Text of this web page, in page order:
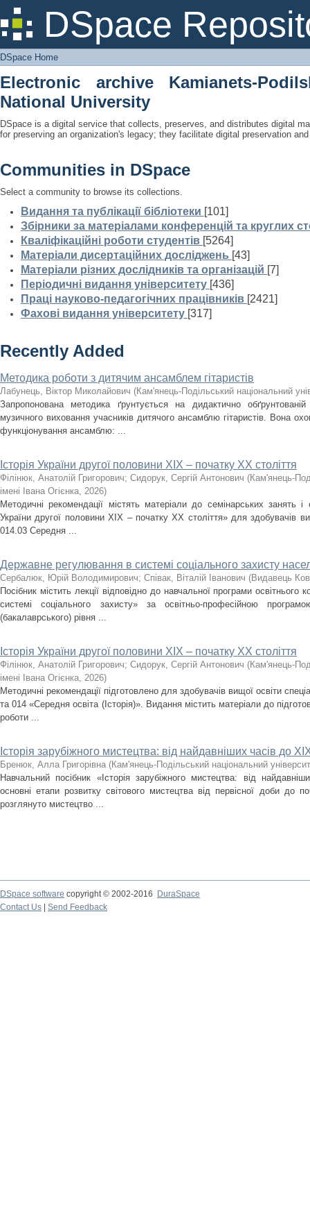
DSpace
DSpace Home
DSpace Home
Electronic archive Kamianets-
National University
DSpace is a digital service that collects, preserves, and distributes digital
for preserving an organization's legacy; they facilitate digital preservation
Communities in DSpace
Select a community to browse its collections.
Видання та публікації бібліотеки [101]
Збірники за матеріалами конференцій та круглих
Кваліфікаційні роботи студентів [5264]
Матеріали дисертаційних досліджень [43]
Матеріали різних дослідників та організацій [7]
Періодичні видання університету [436]
Праці науково-педагогічних працівників [2421]
Фахові видання університету [317]
Recently Added
Методика роботи з дитячим ансамблем гітаристів
Лабунець, Віктор Миколайович (Кам'янець-Подільський національний
Запропонована методика ґрунтується на дидактично
музичного виховання учасників дитячого ансамблю гітаристів. Вона
функціонування ансамблю: ...
Історія України другої половини XIX – початку ХХ століття
Філінюк, Анатолій Григорович; Сидорук, Сергій Антонович (Кам'янець-
імені Івана Огієнка, 2026)
Методичні рекомендації містять матеріали до семінарських занять і
України другої половини ХІХ – початку ХХ століття» для здобувачів
014.03 Середня ...
Державне регулювання в системі соціального захисту
Сербалюк, Юрій Володимирович; Співак, Віталій Іванович (Видавець
Посібник містить лекції відповідно до навчальної програми
системі соціального захисту» за освітньо-професійною
(бакалаврського) рівня ...
Історія України другої половини XIX – початку ХХ століття
Філінюк, Анатолій Григорович; Сидорук, Сергій Антонович (Кам'янець-
імені Івана Огієнка, 2026)
Методичні рекомендації підготовлено для здобувачів вищої освіти
та 014 «Середня освіта (Історія)». Видання містить матеріали до
роботи ...
Історія зарубіжного мистецтва: від найдавніших часів до
Бренюк, Алла Григорівна (Кам'янець-Подільський національний
Навчальний посібник «Історія зарубіжного мистецтва: від
основні етапи розвитку світового мистецтва від первісної доби до
розглянуто мистецтво ...
DSpace software copyright © 2002-2016
DuraSpace
Contact Us
Send Feedback